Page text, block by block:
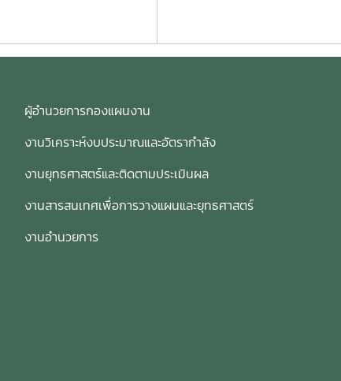
ผู้อำนวยการกองแผนงาน
งานวิเคราะห์งบประมาณและอัตรากำลัง
งานยุทธศาสตร์และติดตามประเมินผล
งานสารสนเทศเพื่อการวางแผนและยุทธศาสตร์
งานอำนวยการ